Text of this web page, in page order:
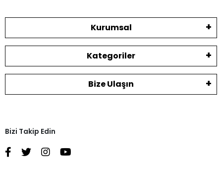
Kurumsal
Kategoriler
Bize Ulaşın
Bizi Takip Edin